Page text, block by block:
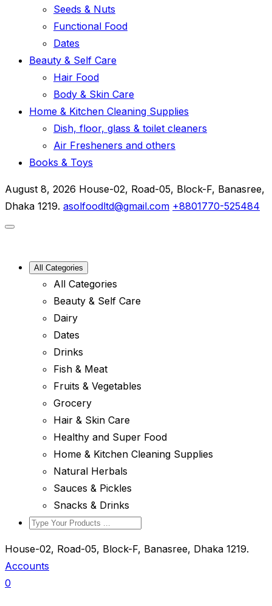
Seeds & Nuts
Functional Food
Dates
Beauty & Self Care
Hair Food
Body & Skin Care
Home & Kitchen Cleaning Supplies
Dish, floor, glass & toilet cleaners
Air Fresheners and others
Books & Toys
August 8, 2026 House-02, Road-05, Block-F, Banasree,
Dhaka 1219. asolfoodltd@gmail.com +8801770-525484
All Categories
All Categories
Beauty & Self Care
Dairy
Dates
Drinks
Fish & Meat
Fruits & Vegetables
Grocery
Hair & Skin Care
Healthy and Super Food
Home & Kitchen Cleaning Supplies
Natural Herbals
Sauces & Pickles
Snacks & Drinks
House-02, Road-05, Block-F, Banasree, Dhaka 1219.
Accounts
0